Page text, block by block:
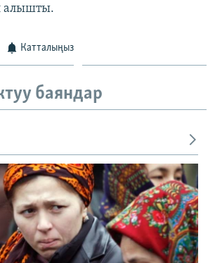
сайттары
алышты.
Катталыңыз
баяндар